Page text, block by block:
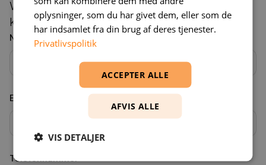
Vi opfordrer alle kvalificerede kandidater, uanset
køn, alder, baggrund eller handicap, til at søge.
Navn*
Email*
Telefonnummer*
oplysninger, som du har givet dem, eller som de
har indsamlet fra din brug af deres tjenester.
Privatlivspolitik
ACCEPTER ALLE
AFVIS ALLE
VIS DETALJER